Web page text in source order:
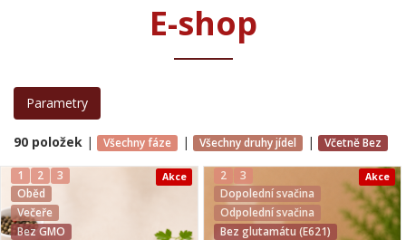
E-shop
Parametry
90 položek | Všechny fáze | Všechny druhy jídel | Včetně Bez
1 2
3
Oběd
Večeře
Bez GMO
Akce 2
3
Dopolední svačina
Odpolední svačina
Bez glutamátu (E621)
Akce